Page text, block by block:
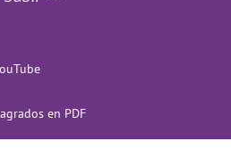
en PDF